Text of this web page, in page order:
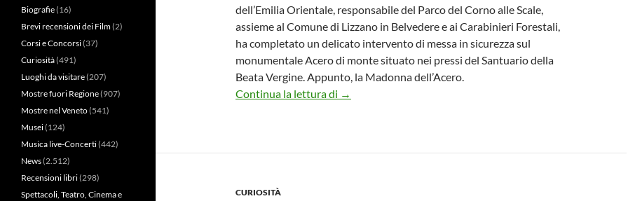
dell’Emilia Orientale, responsabile del Parco del Corno alle Scale,
assieme al Comune di Lizzano in Belvedere e ai Carabinieri Forestali,
ha completato un delicato intervento di messa in sicurezza sul
monumentale Acero di monte situato nei pressi del Santuario della
Beata Vergine. Appunto, la Madonna dell’Acero.
Continua la lettura di MONTAGNA, C’ERA UNA VOLTA L’ACERO DEL
→
CURIOSITÀ
Biografie(16)
Brevi recensioni dei Film(2)
Corsi e Concorsi(37)
Curiosità(491)
Luoghi da visitare(207)
Mostre fuori Regione(907)
Mostre nel Veneto(541)
Musei(124)
Musica live-Concerti(442)
News(2.512)
Recensioni libri(298)
Spettacoli, Teatro, Cinema e